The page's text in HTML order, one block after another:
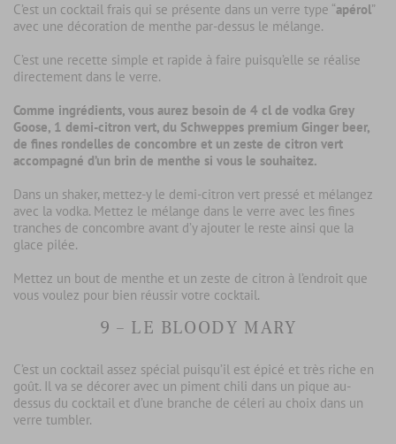
C’est un cocktail frais qui se présente dans un verre type “apérol”
avec une décoration de menthe par-dessus le mélange.
C’est une recette simple et rapide à faire puisqu’elle se réalise
directement dans le verre.
Comme ingrédients, vous aurez besoin de 4 cl de vodka Grey
Goose, 1 demi-citron vert, du Schweppes premium Ginger beer,
de fines rondelles de concombre et un zeste de citron vert
accompagné d’un brin de menthe si vous le souhaitez.
Dans un shaker, mettez-y le demi-citron vert pressé et mélangez
avec la vodka. Mettez le mélange dans le verre avec les fines
tranches de concombre avant d’y ajouter le reste ainsi que la
glace pilée.
Mettez un bout de menthe et un zeste de citron à l’endroit que
vous voulez pour bien réussir votre cocktail.
9 – LE BLOODY MARY
C’est un cocktail assez spécial puisqu’il est épicé et très riche en
goût. Il va se décorer avec un piment chili dans un pique au-
dessus du cocktail et d’une branche de céleri au choix dans un
verre tumbler.